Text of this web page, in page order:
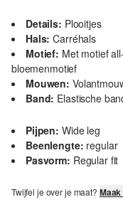
Details: Plooitjes
Hals: Carréhals
Motief: Met motief
bloemenmotief
Mouwen:
Band: Elastische
Pijpen: Wide leg
Beenlengte: regular
Pasvorm: Regular fit
Twijfel je over je maat?